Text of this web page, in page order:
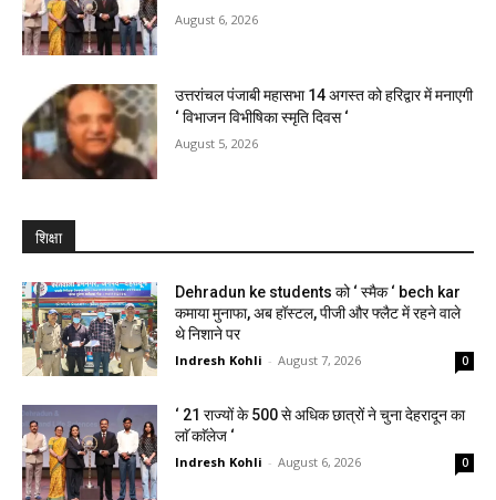
August 6, 2026
उत्तरांचल पंजाबी महासभा 14 अगस्त को हरिद्वार में मनाएगी
‘ विभाजन विभीषिका स्मृति दिवस ‘
August 5, 2026
शिक्षा
Dehradun ke students को ‘ स्मैक ‘ bech kar
कमाया मुनाफा, अब हॉस्टल, पीजी और फ्लैट में रहने वाले
थे निशाने पर
Indresh Kohli - August 7, 2026 0
‘ 21 राज्यों के 500 से अधिक छात्रों ने चुना देहरादून का
लाॅ काॅलेज ‘
Indresh Kohli - August 6, 2026 0